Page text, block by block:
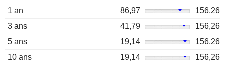
1 an
86,97
156,26
3 ans
41,79
156,26
5 ans
19,14
156,26
10 ans
19,14 156,26